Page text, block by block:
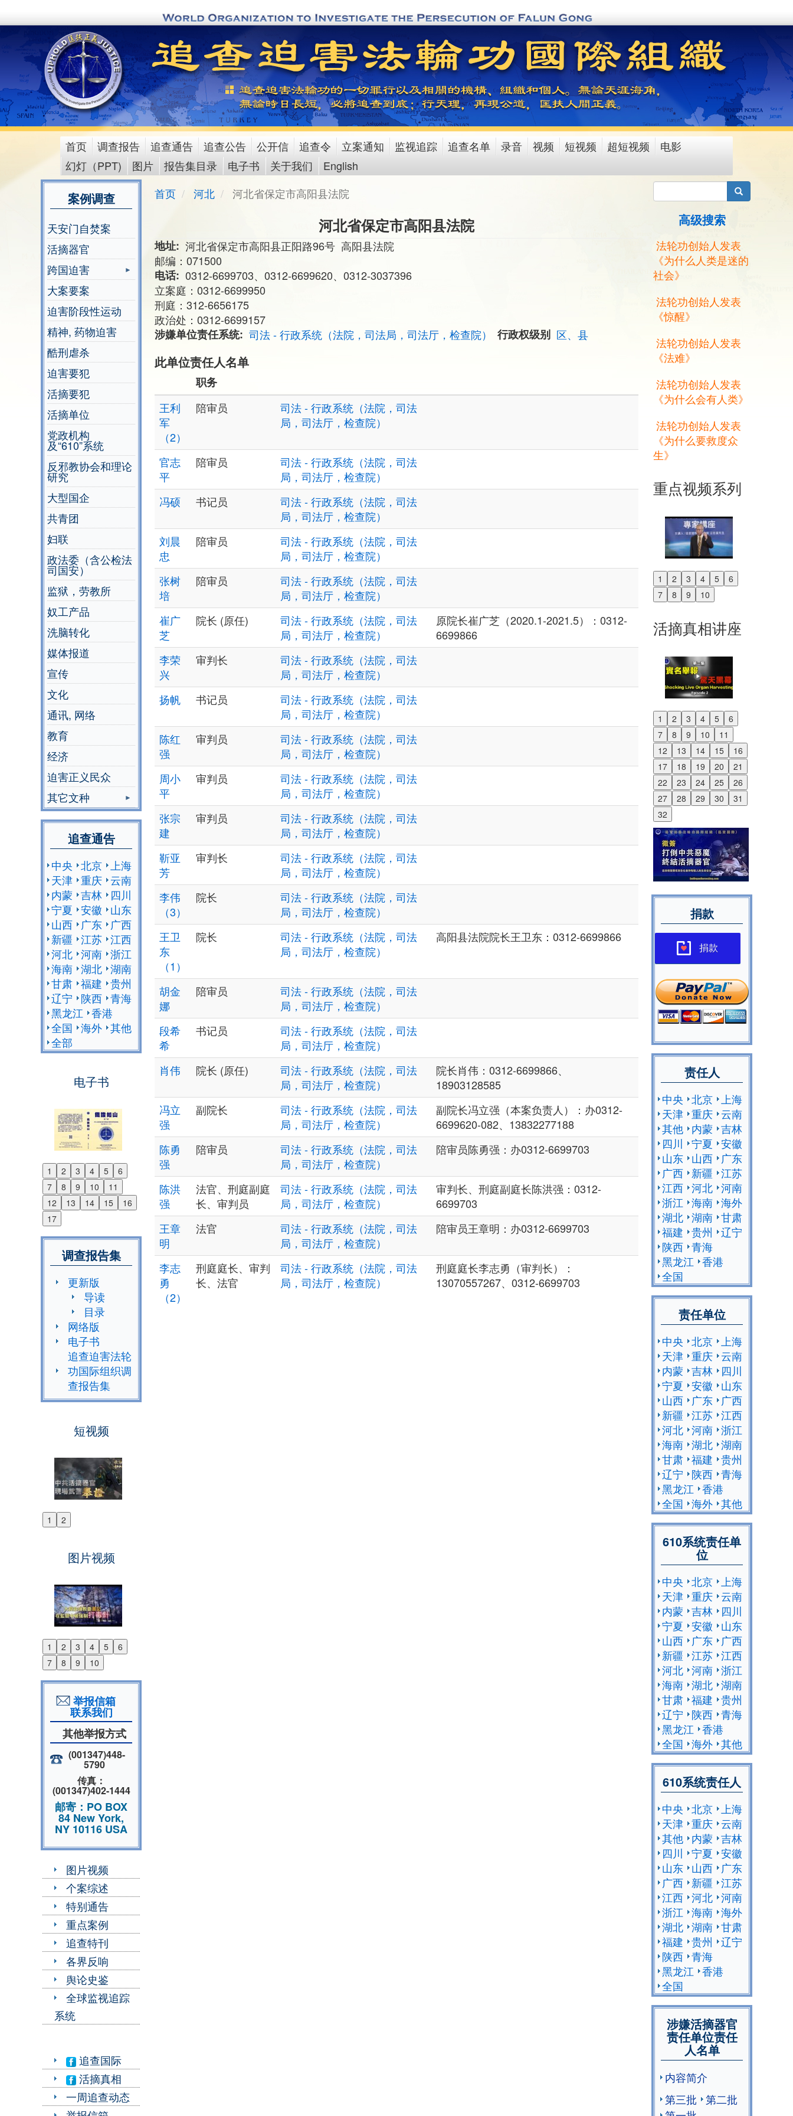
to
content
main
menu
首页 调查报告 追查通告 追查公告 公开信 追查令 立案通知 监视追踪 追查名单 录音 视频 短视频 超短视频
电影
幻灯（PPT)
图片 报告集目录 电子书 关于我们 English
案例调查
天安门自焚案
活摘器官
跨国迫害
大案要案
迫害阶段性运动
精神, 药物迫害
酷刑虐杀
迫害要犯
活摘要犯
活摘单位
党政机构
及“610”系统
反邪教协会和理论
研究
大型国企
共青团
妇联
政法委（含公检法
司国安）
监狱，劳教所
奴工产品
洗脑转化
媒体报道
宣传
文化
通讯, 网络
教育
经济
迫害正义民众
其它文种
追查通告
中央 北京 上海
天津 重庆 云南
内蒙 吉林
四川
宁夏 安徽
山东
山西
广东
广西
新疆 江苏 江西
河北 河南 浙江
海南 湖北 湖南
甘肃 福建 贵州
辽宁
陕西 青海
黑龙江 香港
全国 海外 其他
全部
电子书
1 2 3 4 5
6
7
8 9 10
11
12
13 14 15
16
17
Previous
Next
调查报告集
更新版
导读
目录
网络版
电子书
追查迫害法轮
功国际组织调
查报告集
短视频
1 2
Previous
图片视频
1 2 3 4 5
6
7
8 9 10
Previous
Next
举报信箱
联系我们
其他举报方式
(001347)448-
5790
传真：
(001347)402-1444
邮寄：PO BOX
84 New York,
NY 10116 USA
图片视频
个案综述
特别通告
重点案例
追查特刊
各界反响
舆论史鉴
全球监视追踪
系统
追查国际
活摘真相
一周追查动态
首页 河北 河北省保定市高阳县法院
河北省保定市高阳县法院
地址
河北省保定市高阳县正阳路96号 高阳县法院
邮编：071500
电话
0312-6699703、0312-6699620、0312-3037396
立案庭：0312-6699950
刑庭：312-6656175
政治处：0312-6699157
涉嫌单位责任系统
司法 - 行政系统（法院，司法局，司法厅，检查院） 行政权级别 区、县
此单位责任人名单
职务
王利
军
（2）
陪审员
司法 - 行政系统（法院，司法
局，司法厅，检查院）
官志
平
陪审员
司法 - 行政系统（法院，司法
局，司法厅，检查院）
冯硕
书记员
司法 - 行政系统（法院，司法
局，司法厅，检查院）
刘晨
忠
陪审员
司法 - 行政系统（法院，司法
局，司法厅，检查院）
张树
培
陪审员
司法 - 行政系统（法院，司法
局，司法厅，检查院）
崔广
芝
院长 (原任)
司法 - 行政系统（法院，司法
局，司法厅，检查院）
原院长崔广芝（2020.1-2021.5）：0312-
6699866
李荣
兴
审判长
司法 - 行政系统（法院，司法
局，司法厅，检查院）
扬帆
书记员
司法 - 行政系统（法院，司法
局，司法厅，检查院）
陈红
强
审判员
司法 - 行政系统（法院，司法
局，司法厅，检查院）
周小
平
审判员
司法 - 行政系统（法院，司法
局，司法厅，检查院）
张宗
建
审判员
司法 - 行政系统（法院，司法
局，司法厅，检查院）
靳亚
芳
审判长
司法 - 行政系统（法院，司法
局，司法厅，检查院）
李伟
（3）
院长
司法 - 行政系统（法院，司法
局，司法厅，检查院）
王卫
东
（1）
院长
司法 - 行政系统（法院，司法
局，司法厅，检查院）
高阳县法院院长王卫东：0312-6699866
胡金
娜
陪审员
司法 - 行政系统（法院，司法
局，司法厅，检查院）
段希
希
书记员
司法 - 行政系统（法院，司法
局，司法厅，检查院）
肖伟
院长 (原任)
司法 - 行政系统（法院，司法
局，司法厅，检查院）
院长肖伟：0312-6699866、
18903128585
冯立
强
副院长
司法 - 行政系统（法院，司法
局，司法厅，检查院）
副院长冯立强（本案负责人）：办0312-
6699620-082、13832277188
陈勇
强
陪审员
司法 - 行政系统（法院，司法
局，司法厅，检查院）
陪审员陈勇强：办0312-6699703
陈洪
强
法官、刑庭副庭
长、审判员
司法 - 行政系统（法院，司法
局，司法厅，检查院）
审判长、刑庭副庭长陈洪强：0312-
6699703
王章
明
法官
司法 - 行政系统（法院，司法
局，司法厅，检查院）
陪审员王章明：办0312-6699703
李志
勇
（2）
刑庭庭长、审判
长、法官
司法 - 行政系统（法院，司法
局，司法厅，检查院）
刑庭庭长李志勇（审判长）：
13070557267、0312-6699703
搜索
高级搜索
法轮功创始人发表
《为什么人类是迷的
社会》
法轮功创始人发表
《惊醒》
法轮功创始人发表
《法难》
法轮功创始人发表
《为什么会有人类》
法轮功创始人发表
《为什么要救度众
生》
重点视频系列
1 2 3 4 5
6
7
8 9 10
Previous
Next
活摘真相讲座
1 2 3 4 5
6
7
8 9 10
11
12
13 14 15
16
17
18 19 20
21
22
23 24 25
26
27
28 29 30
31
32
Previous
Next
捐款
捐款
责任人
中央 北京
上海
天津 重庆 云南
其他 内蒙 吉林
四川
宁夏 安徽
山东 山西
广东
广西 新疆 江苏
江西 河北 河南
浙江 海南 海外
湖北 湖南 甘肃
福建 贵州
辽宁
陕西 青海
黑龙江 香港
全国
责任单位
中央 北京
上海
天津 重庆 云南
内蒙 吉林
四川
宁夏 安徽
山东
山西
广东
广西
新疆 江苏 江西
河北 河南 浙江
海南 湖北 湖南
甘肃 福建 贵州
辽宁
陕西 青海
黑龙江 香港
全国 海外 其他
610系统责任单
位
中央 北京
上海
天津 重庆 云南
内蒙 吉林
四川
宁夏 安徽
山东
山西
广东
广西
新疆 江苏 江西
河北 河南 浙江
海南 湖北 湖南
甘肃 福建 贵州
辽宁
陕西 青海
黑龙江 香港
全国 海外 其他
610系统责任人
中央 北京
上海
天津 重庆 云南
其他 内蒙 吉林
四川
宁夏 安徽
山东 山西
广东
广西 新疆 江苏
江西 河北 河南
浙江 海南 海外
湖北 湖南 甘肃
福建 贵州
辽宁
陕西 青海
黑龙江 香港
全国
涉嫌活摘器官
责任单位责任
人名单
内容简介
第三批
第二批